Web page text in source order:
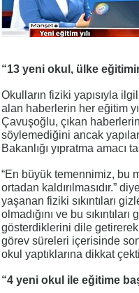
“13 yeni okul, ülke
Okulların fiziki yapısıyla
alan haberlerin her eğitim
Çavuşoğlu, çıkan
söylemediğini ancak
Bakanlığı yıpratma amacı
“En büyük temennimiz, bu
ortadan kaldırılmasıdır.”
yaşanan fiziki sıkıntıları
olmadığını ve bu
gösterdiklerini dile
görev süreleri içerisinde
okul yaptıklarına dikkat
“4 yeni okul ile eğitime